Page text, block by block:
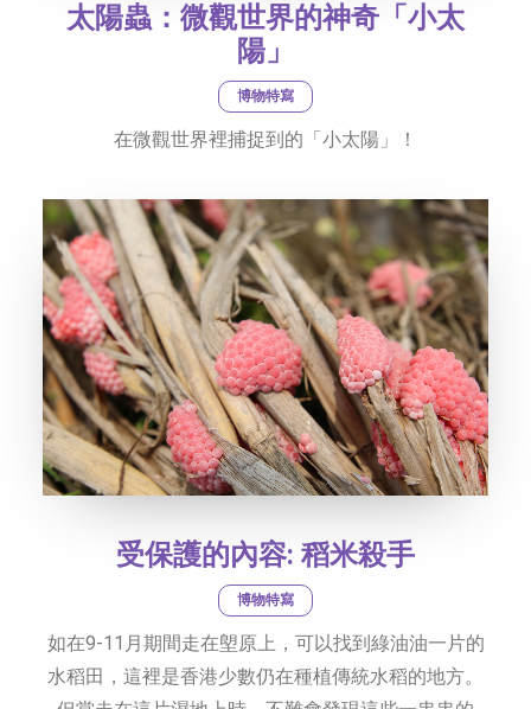
太陽蟲：微觀世界的神奇「小太
陽」‌
博物特寫
在微觀世界裡捕捉到的「小太陽」！
受保護的內容: 稻米殺手
博物特寫
如在9-11月期間走在塱原上，可以找到綠油油一片的
水稻田，這裡是香港少數仍在種植傳統水稻的地方。